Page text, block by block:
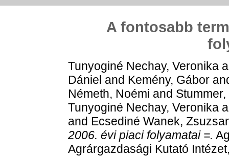
A fontosabb
Tunyoginé Nechay, Veronika
Dániel and Kemény, Gábor
Németh, Noémi and
Tunyoginé Nechay, Veronika
and Ecsediné Wanek,
2006. évi piaci folyamatai =.
Agrárgazdasági Kutató